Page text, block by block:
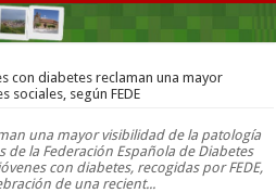
con diabetes reclaman una mayor
según FEDE
una mayor visibilidad de la patología
de la Federación Española de Diabetes
con diabetes, recogidas por FEDE,
de una recient...